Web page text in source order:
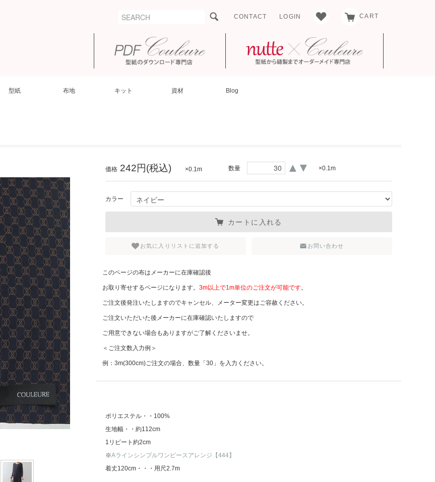
CONTACT LOGIN CART
型紙 布地 キット 資材 Blog
価格242円(税込) ×0.1m 数量 ▲ ▼ ×0.1m
カラー
カートに入れる
お気に入りリストに追加する お問い合わせ
このページの布はメーカーに在庫確認後
お取り寄せするページになります。3m以上で1m単位のご注文が可能です。
ご注文後発注いたしますのでキャンセル、メーター変更はご容赦ください。
ご注文いただいた後メーカーに在庫確認いたしますので
ご用意できない場合もありますがご了解くださいませ。
＜ご注文数入力例＞
例：3m(300cm)ご注文の場合、数量「30」を入力ください。
ポリエステル・・100%
生地幅・・約112cm
1リピート約2cm
※Aラインシンプルワンピースアレンジ【444】
着丈120cm・・・用尺2.7m